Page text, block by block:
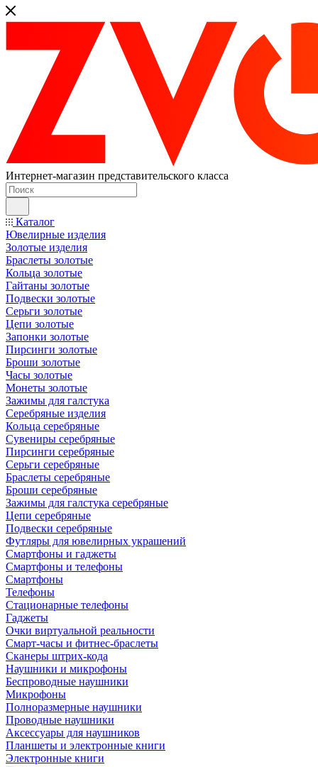
Интернет-магазин представительского класса
Каталог
Ювелирные изделия
Золотые изделия
Браслеты золотые
Кольца золотые
Гайтаны золотые
Подвески золотые
Серьги золотые
Цепи золотые
Запонки золотые
Пирсинги золотые
Броши золотые
Часы золотые
Монеты золотые
Зажимы для галстука
Серебряные изделия
Кольца серебряные
Сувениры серебряные
Пирсинги серебряные
Серьги серебряные
Браслеты серебряные
Броши серебряные
Зажимы для галстука серебряные
Цепи серебряные
Подвески серебряные
Футляры для ювелирных украшений
Смартфоны и гаджеты
Смартфоны и телефоны
Смартфоны
Телефоны
Стационарные телефоны
Гаджеты
Очки виртуальной реальности
Смарт-часы и фитнес-браслеты
Сканеры штрих-кода
Наушники и микрофоны
Беспроводные наушники
Микрофоны
Полноразмерные наушники
Проводные наушники
Аксессуары для наушников
Планшеты и электронные книги
Электронные книги